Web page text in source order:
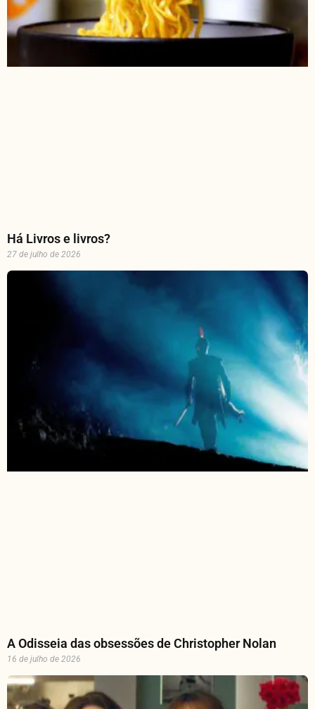
Há Livros e livros?
27 de julho de 2026
A Odisseia das obsessões de Christopher Nolan
16 de julho de 2026